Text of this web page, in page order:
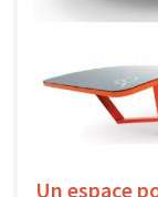
Un espace